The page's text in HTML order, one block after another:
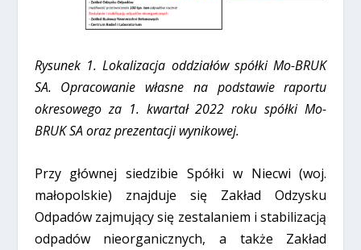
Rysunek 1. Lokalizacja oddziałów spółki Mo-BRUK
SA. Opracowanie własne na podstawie raportu
okresowego za 1. kwartał 2022 roku spółki Mo-
BRUK SA oraz prezentacji wynikowej.
Przy głównej siedzibie Spółki w Niecwi (woj.
małopolskie) znajduje się Zakład Odzysku
Odpadów zajmujący się zestalaniem i stabilizacją
odpadów nieorganicznych, a także Zakład